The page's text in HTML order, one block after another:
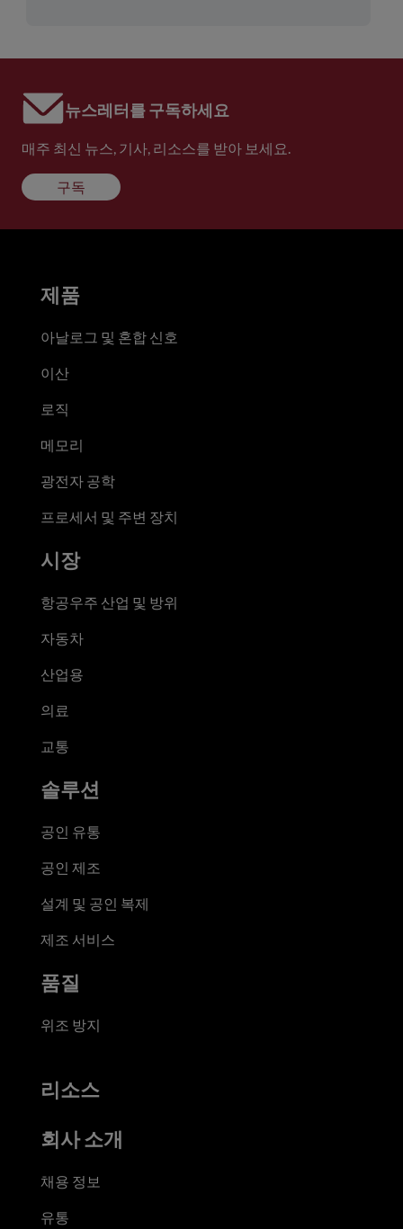
뉴스레터를 구독하세요
매주 최신 뉴스, 기사, 리소스를 받아 보세요.
구독
제품
아날로그 및 혼합 신호
이산
로직
메모리
광전자 공학
프로세서 및 주변 장치
시장
항공우주 산업 및 방위
자동차
산업용
의료
교통
솔루션
공인 유통
공인 제조
설계 및 공인 복제
제조 서비스
품질
위조 방지
리소스
회사 소개
채용 정보
유통